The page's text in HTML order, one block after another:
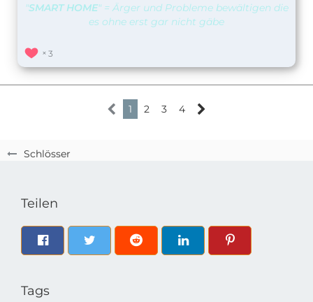
Schlösser
"SMART HOME" = Ärger und Probleme bewältigen die
es ohne erst gar nicht gäbe
3
1 2 3 4
Teilen
Tags